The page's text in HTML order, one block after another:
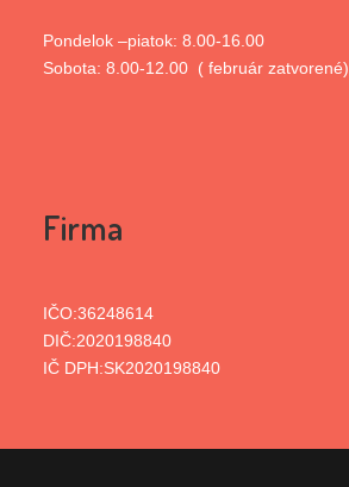
Pondelok –piatok: 8.00-16.00
Sobota: 8.00-12.00 ( február zatvorené)
Firma
IČO:36248614
DIČ:2020198840
IČ DPH:SK2020198840